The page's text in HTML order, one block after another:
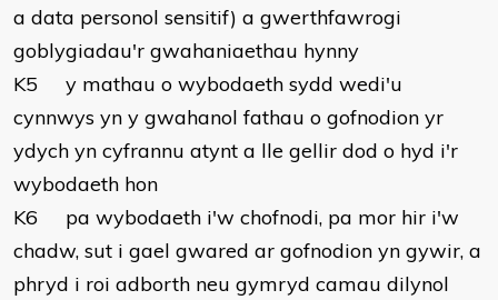
a data personol sensitif) a gwerthfawrogi
goblygiadau'r gwahaniaethau hynny
K5 y mathau o wybodaeth sydd wedi'u
cynnwys yn y gwahanol fathau o gofnodion yr
ydych yn cyfrannu atynt a lle gellir dod o hyd i'r
wybodaeth hon
K6 pa wybodaeth i'w chofnodi, pa mor hir i'w
chadw, sut i gael gwared ar gofnodion yn gywir, a
phryd i roi adborth neu gymryd camau dilynol